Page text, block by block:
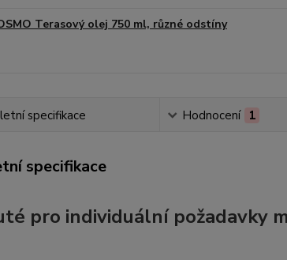
Terasový olej 750 ml, různé odstíny
specifikace Hodnocení 1
specifikace
pro individuální požadavky